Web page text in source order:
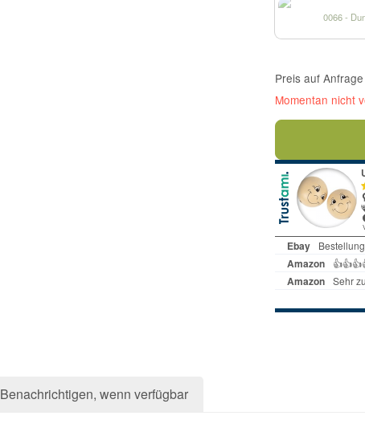
0066 -
Preis auf Anfrage
Momentan nicht
Benachrichtigen, wenn verfügbar